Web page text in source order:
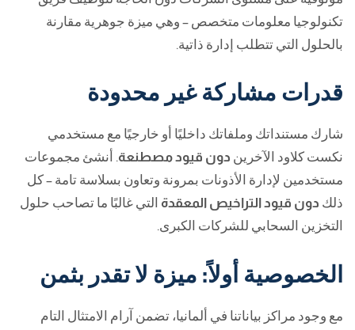
تكنولوجيا معلومات متخصص – وهي ميزة جوهرية مقارنة
بالحلول التي تتطلب إدارة ذاتية.
قدرات مشاركة غير محدودة
شارك مستنداتك وملفاتك داخليًا أو خارجيًا مع مستخدمي
نكست كلاود الآخرين دون قيود مصطنعة. أنشئ مجموعات
مستخدمين لإدارة الأذونات بمرونة وتعاون بسلاسة تامة – كل
ذلك دون قيود التراخيص المعقدة التي غالبًا ما تصاحب حلول
التخزين السحابي للشركات الكبرى.
الخصوصية أولاً: ميزة لا تقدر بثمن
مع وجود مراكز بياناتنا في ألمانيا، تضمن آرام الامتثال التام